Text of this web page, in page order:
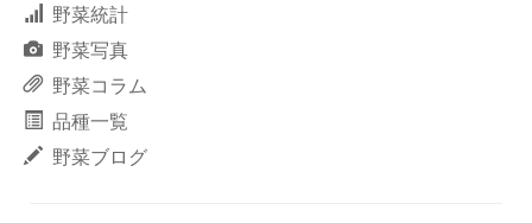
野菜統計
野菜写真
野菜コラム
品種一覧
野菜ブログ